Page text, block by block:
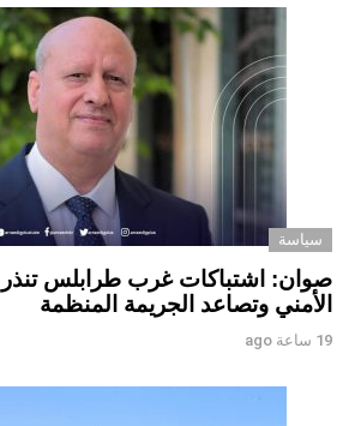
سياسة
صوان: اشتباكات غرب طرابلس تنذر
الأمني وتصاعد الجريمة المنظمة
19 ساعة ago